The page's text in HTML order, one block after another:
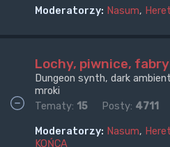
Moderatorzy: Nasum,
Lochy, piwnice,
Dungeon synth, dark
mroki
Tematy: 15 Posty: 4711
Moderatorzy: Nasum,
KOŃCA